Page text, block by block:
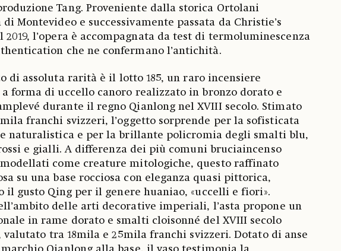
Tang. Proveniente dalla storica Ortolani
Montevideo e successivamente passata da Christie’s
2019, l’opera è accompagnata da test di termoluminescenza
che ne confermano l’antichità.
di assoluta rarità è il lotto 185, un raro incensiere
forma di uccello canoro realizzato in bronzo dorato e
durante il regno Qianlong nel XVIII secolo. Stimato
franchi svizzeri, l’oggetto sorprende per la sofisticata
naturalistica e per la brillante policromia degli smalti blu,
e gialli. A differenza dei più comuni bruciaincenso
come creature mitologiche, questo raffinato
su una base rocciosa con eleganza quasi pittorica,
il gusto Qing per il genere huaniao, «uccelli e fiori».
delle arti decorative imperiali, l’asta propone un
in rame dorato e smalti cloisonné del XVIII secolo
valutato tra 18mila e 25mila franchi svizzeri. Dotato di anse